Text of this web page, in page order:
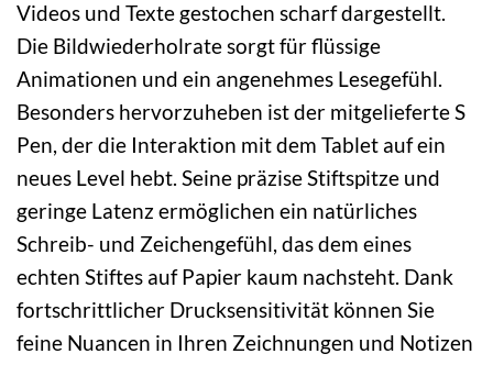
Videos und Texte gestochen scharf dargestellt.
Die Bildwiederholrate sorgt für flüssige
Animationen und ein angenehmes Lesegefühl.
Besonders hervorzuheben ist der mitgelieferte S
Pen, der die Interaktion mit dem Tablet auf ein
neues Level hebt. Seine präzise Stiftspitze und
geringe Latenz ermöglichen ein natürliches
Schreib- und Zeichengefühl, das dem eines
echten Stiftes auf Papier kaum nachsteht. Dank
fortschrittlicher Drucksensitivität können Sie
feine Nuancen in Ihren Zeichnungen und Notizen